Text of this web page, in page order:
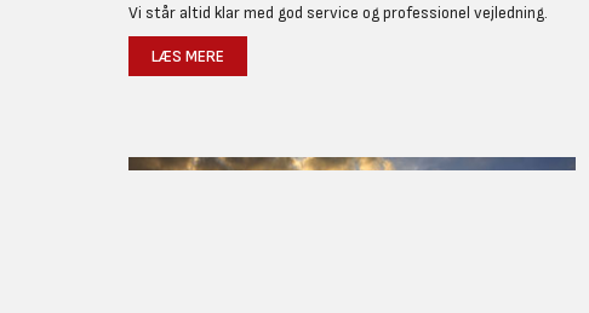
Vi står altid klar med god service og professionel vejledning.
LÆS MERE